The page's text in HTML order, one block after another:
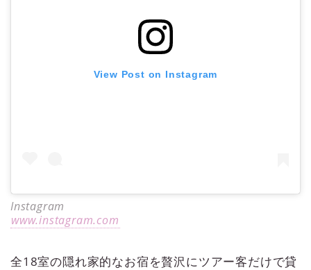
View Post on Instagram
Instagram
www.instagram.com
全18室の隠れ家的なお宿を贅沢にツアー客だけで貸